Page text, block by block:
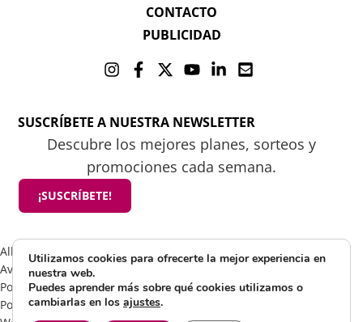
CONTACTO
PUBLICIDAD
SUSCRÍBETE A NUESTRA NEWSLETTER
Descubre los mejores planes, sorteos y
promociones cada semana.
¡SUSCRÍBETE!
All rights reserved 2025 ©Mamá tiene un plan
Aviso Legal
Política de Cookies
Política de Privacidad
Utilizamos cookies para ofrecerte la mejor experiencia en
nuestra web.
Puedes aprender más sobre qué cookies utilizamos o
cambiarlas en los ajustes.